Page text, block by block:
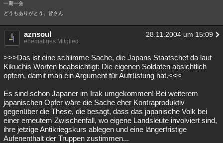
一期一会
どうもありがとう、皆さん
aznsoul 28.11.2004 um 15:09
ehemaliges Mitglied
>>>Das ist eine schlimme Sache, die Japans Staatschef da laut
Kikuchis Worten beabsichtigt: Die eigenen Soldaten absichtlich
opfern, damit man ein Argument für Aufrüstung hat.<<<
Es sind schon Japaner im Irak umgekommen! Bei weiterem
japanischen Opfer wäre die Sache eher Kontraproduktiv
gegenüber die These, die besagt, dass das japanische Volk bei
einer erneutem Zwischenfall, wo eigene Landsleute involviert sind,
ihre jetzige Antikriegskurs ablegen und eine längerfristige
Aufenenthalt der Truppen zustimmen...